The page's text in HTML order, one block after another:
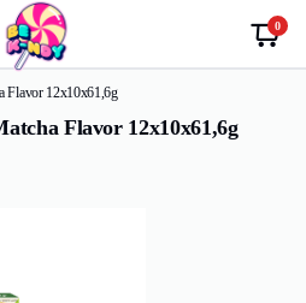
0
Flavor 12x10x61,6g
Flavor 12x10x61,6g